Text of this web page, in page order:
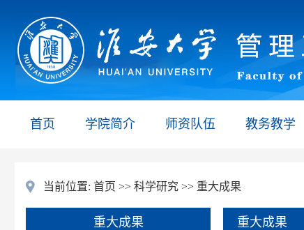
首页 学院简介 师资队伍 教务教学
当前位置: 首页 >> 科学研究 >> 重大成果
重大成果 重大成果